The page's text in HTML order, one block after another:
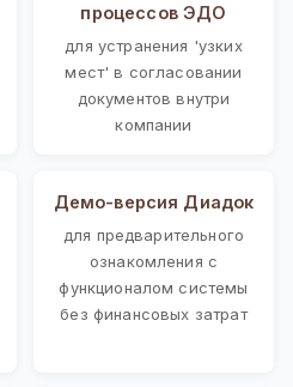
процессов ЭДО
для устранения 'узких
мест' в согласовании
документов внутри
компании
Демо-версия Диадок
для предварительного
ознакомления с
функционалом системы
без финансовых затрат